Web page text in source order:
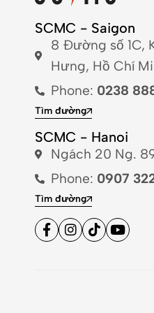
SCMC - Saigon
8 Đường số 1C,
Hưng, Hồ Chí
Phone: 0238
Tìm đường
SCMC - Hanoi
Ngách 20 Ng.
Phone: 0907
Tìm đường